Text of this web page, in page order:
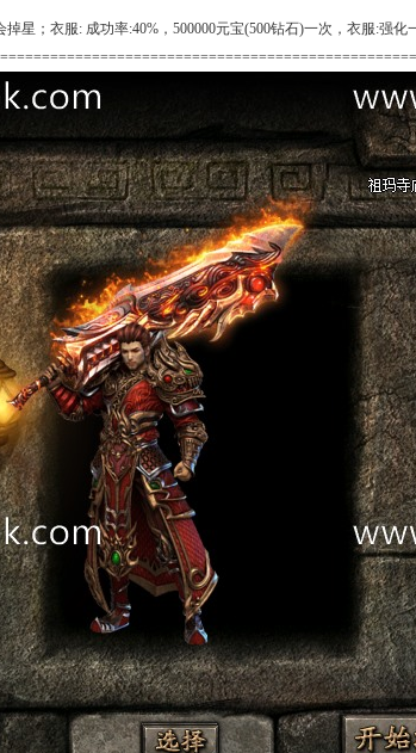
星；衣服: 成功率:40%，500000元宝(500钻石)一次，衣服:强化